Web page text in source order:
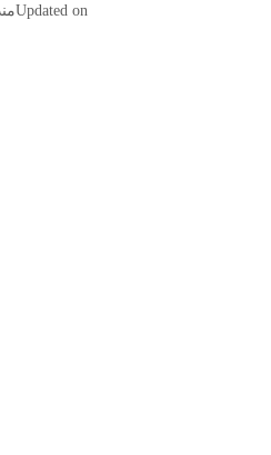
Updated on